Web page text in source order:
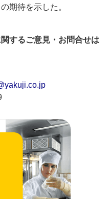
期待を示した。
関するご意見・お問合せは